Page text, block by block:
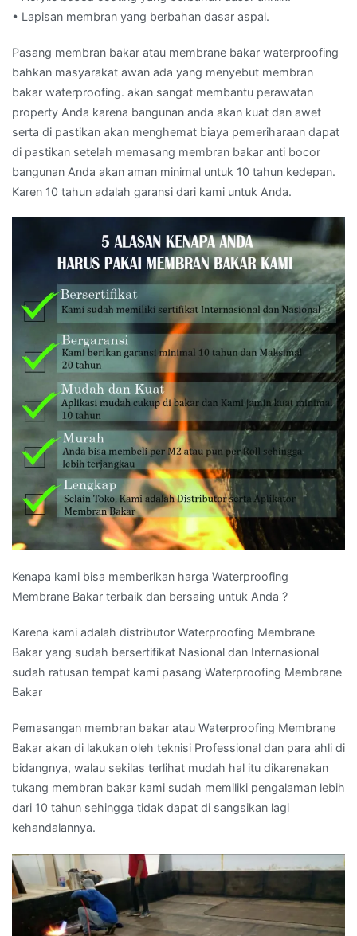
• Lapisan membran yang berbahan dasar aspal.
Pasang membran bakar atau membrane bakar waterproofing
bahkan masyarakat awan ada yang menyebut membran
bakar waterproofing. akan sangat membantu perawatan
property Anda karena bangunan anda akan kuat dan awet
serta di pastikan akan menghemat biaya pemeriharaan dapat
di pastikan setelah memasang membran bakar anti bocor
bangunan Anda akan aman minimal untuk 10 tahun kedepan.
Karen 10 tahun adalah garansi dari kami untuk Anda.
Kenapa kami bisa memberikan harga Waterproofing
Membrane Bakar terbaik dan bersaing untuk Anda ?
Karena kami adalah distributor Waterproofing Membrane
Bakar yang sudah bersertifikat Nasional dan Internasional
sudah ratusan tempat kami pasang Waterproofing Membrane
Bakar
Pemasangan membran bakar atau Waterproofing Membrane
Bakar akan di lakukan oleh teknisi Professional dan para ahli di
bidangnya, walau sekilas terlihat mudah hal itu dikarenakan
tukang membran bakar kami sudah memiliki pengalaman lebih
dari 10 tahun sehingga tidak dapat di sangsikan lagi
kehandalannya.